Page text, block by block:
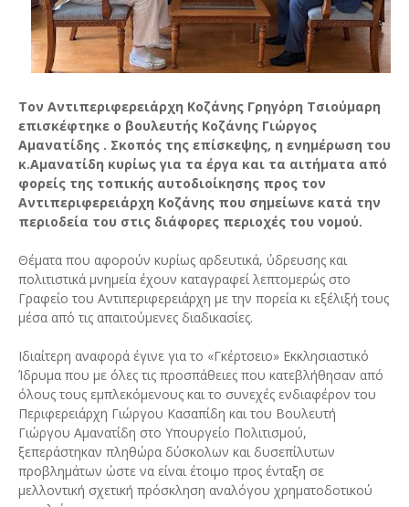
Τον Αντιπεριφερειάρχη Κοζάνης Γρηγόρη Τσιούμαρη
επισκέφτηκε ο βουλευτής Κοζάνης Γιώργος
Αμανατίδης . Σκοπός της επίσκεψης, η ενημέρωση του
κ.Αμανατίδη κυρίως για τα έργα και τα αιτήματα από
φορείς της τοπικής αυτοδιοίκησης προς τον
Αντιπεριφερειάρχη Κοζάνης που σημείωνε κατά την
περιοδεία του στις διάφορες περιοχές του νομού.
Θέματα που αφορούν κυρίως αρδευτικά, ύδρευσης και
πολιτιστικά μνημεία έχουν καταγραφεί λεπτομερώς στο
Γραφείο του Αντιπεριφερειάρχη με την πορεία κι εξέλιξή τους
μέσα από τις απαιτούμενες διαδικασίες.
Ιδιαίτερη αναφορά έγινε για το «Γκέρτσειο» Εκκλησιαστικό
Ίδρυμα που με όλες τις προσπάθειες που κατεβλήθησαν από
όλους τους εμπλεκόμενους και το συνεχές ενδιαφέρον του
Περιφερειάρχη Γιώργου Κασαπίδη και του Βουλευτή
Γιώργου Αμανατίδη στο Υπουργείο Πολιτισμού,
ξεπεράστηκαν πληθώρα δύσκολων και δυσεπίλυτων
προβλημάτων ώστε να είναι έτοιμο προς ένταξη σε
μελλοντική σχετική πρόσκληση αναλόγου χρηματοδοτικού